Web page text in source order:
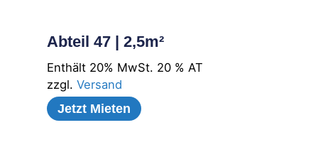
Abteil 47 | 2,5m²
Enthält 20% MwSt. 20 % AT
zzgl. Versand
Jetzt Mieten